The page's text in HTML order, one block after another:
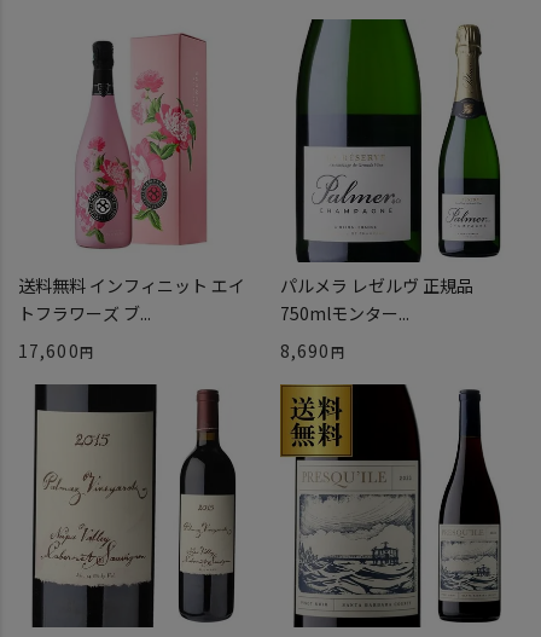
送料無料 インフィニット エイ
トフラワーズ ブ...
17,600
パルメラ レゼルヴ 正規品
750mlモンター...
8,690